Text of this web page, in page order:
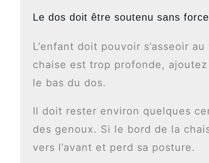
Le dos doit être soutenu sans
L’enfant doit pouvoir s’asseoir
chaise est trop profonde,
le bas du dos.
Il doit rester environ quelques
des genoux. Si le bord de la
vers l’avant et perd sa posture.